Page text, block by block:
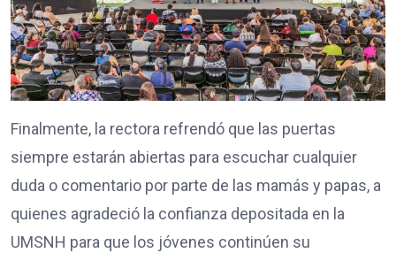
Finalmente, la rectora refrendó que las puertas
siempre estarán abiertas para escuchar cualquier
duda o comentario por parte de las mamás y papas, a
quienes agradeció la confianza depositada en la
UMSNH para que los jóvenes continúen su